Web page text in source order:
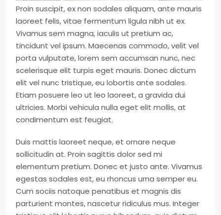
Proin suscipit, ex non sodales aliquam, ante mauris
laoreet felis, vitae fermentum ligula nibh ut ex.
Vivamus sem magna, iaculis ut pretium ac,
tincidunt vel ipsum. Maecenas commodo, velit vel
porta vulputate, lorem sem accumsan nunc, nec
scelerisque elit turpis eget mauris. Donec dictum
elit vel nunc tristique, eu lobortis ante sodales.
Etiam posuere leo ut leo laoreet, a gravida dui
ultricies. Morbi vehicula nulla eget elit mollis, at
condimentum est feugiat.
Duis mattis laoreet neque, et ornare neque
sollicitudin at. Proin sagittis dolor sed mi
elementum pretium. Donec et justo ante. Vivamus
egestas sodales est, eu rhoncus urna semper eu.
Cum sociis natoque penatibus et magnis dis
parturient montes, nascetur ridiculus mus. Integer